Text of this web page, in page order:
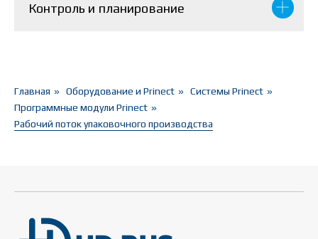
Контроль и планирование
Главная » Оборудование и Prinect » Системы Prinect »
Программные модули Prinect »
Рабочий поток упаковочного производства